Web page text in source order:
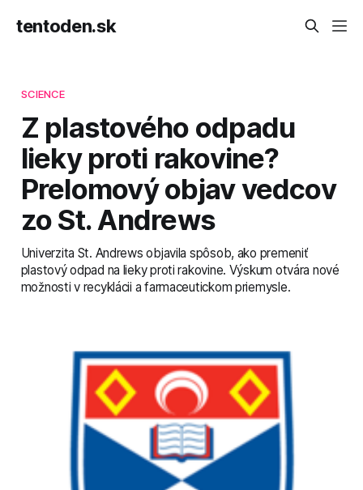
tentoden.sk
SCIENCE
Z plastového odpadu
lieky proti rakovine?
Prelomový objav vedcov
zo St. Andrews
Univerzita St. Andrews objavila spôsob, ako premeniť
plastový odpad na lieky proti rakovine. Výskum otvára nové
možnosti v recyklácii a farmaceutickom priemysle.